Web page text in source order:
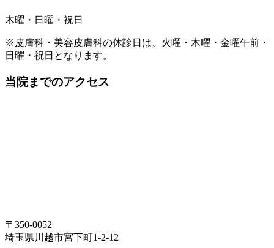
木曜・日曜・祝日
※皮膚科・美容皮膚科の休診日は、火曜・木曜・金曜午前・
日曜・祝日となります。
当院までのアクセス
〒350-0052
埼玉県川越市宮下町1-2-12